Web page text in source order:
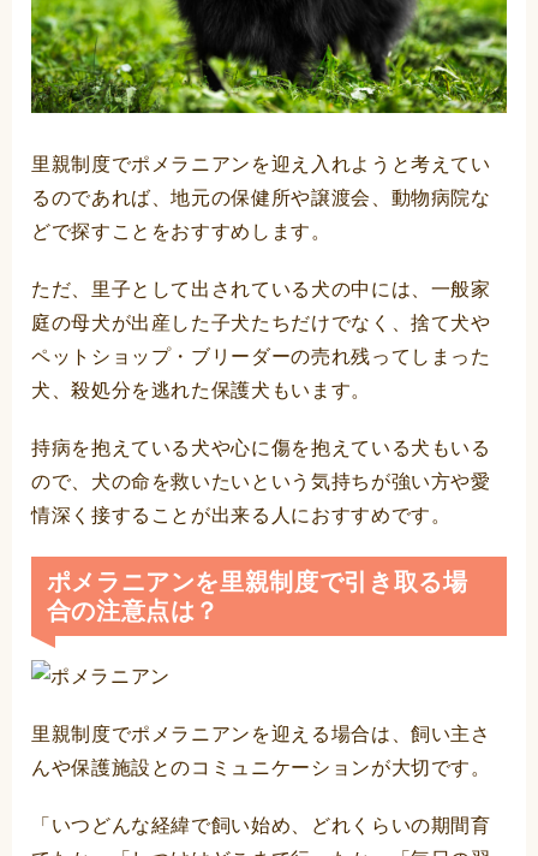
里親制度でポメラニアンを迎え入れようと考えてい
るのであれば、地元の保健所や譲渡会、動物病院な
どで探すことをおすすめします。
ただ、里子として出されている犬の中には、一般家
庭の母犬が出産した子犬たちだけでなく、捨て犬や
ペットショップ・ブリーダーの売れ残ってしまった
犬、殺処分を逃れた保護犬もいます。
持病を抱えている犬や心に傷を抱えている犬もいる
ので、犬の命を救いたいという気持ちが強い方や愛
情深く接することが出来る人におすすめです。
ポメラニアンを里親制度で引き取る場
合の注意点は？
里親制度でポメラニアンを迎える場合は、飼い主さ
んや保護施設とのコミュニケーションが大切です。
「いつどんな経緯で飼い始め、どれくらいの期間育